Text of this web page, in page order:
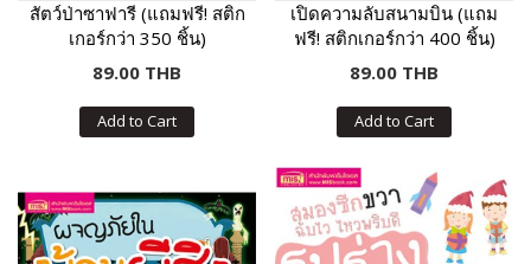
สัตว์ป่าซาฟารี (แถมฟรี! สติก
เกอร์กว่า 350 ชิ้น)
89.00 THB
Add to Cart
เปิดความลับสนามบิน (แถม
ฟรี! สติกเกอร์กว่า 400 ชิ้น)
89.00 THB
Add to Cart